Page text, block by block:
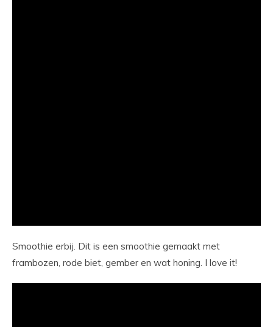
Smoothie erbij. Dit is een smoothie gemaakt met
frambozen, rode biet, gember en wat honing. I love it!